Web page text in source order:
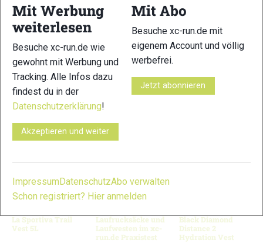
10
© Bilder 1 - 10: Felgenhauer;
VERWANDTE ARTIKEL
La Sportiva Trail
Vest 5L
Laufrucksäcke und
Laufwesten im xc-
run.de Praxistest
Black Diamond
Distance 2
Hydration Vest
Mit Werbung
weiterlesen
Besuche xc-run.de wie
gewohnt mit Werbung und
Tracking. Alle Infos dazu
findest du in der
Datenschutzerklärung!
Akzeptieren und weiter
Mit Abo
Besuche xc-run.de mit
eigenem Account und völlig
werbefrei.
Jetzt abonnieren
Impressum DatenschutzAbo verwalten
Schon registriert? Hier anmelden